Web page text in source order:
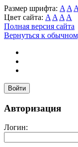
Размер шрифта: A A A
Цвет сайта: A A A A
Полная версия сайта
Вернуться к
Войти
Авторизация
Логин: